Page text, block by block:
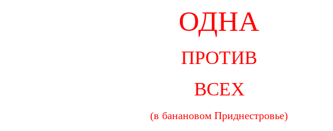
ОДНА
ПРОТИВ
ВСЕХ
(в банановом Приднестровье)